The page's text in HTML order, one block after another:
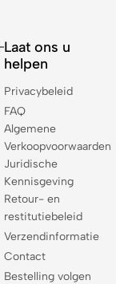
Laat ons u
helpen
Privacybeleid
FAQ
Algemene
Verkoopvoorwaarden
Juridische
Kennisgeving
Retour- en
restitutiebeleid
Verzendinformatie
Contact
Bestelling volgen